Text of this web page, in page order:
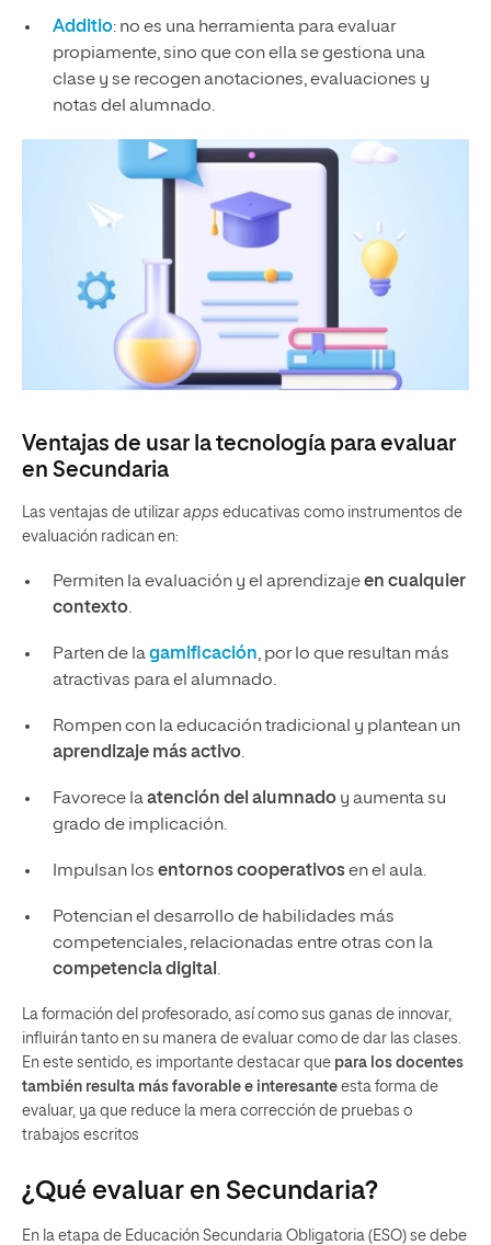
Additio: no es una herramienta para evaluar
propiamente, sino que con ella se gestiona una
clase y se recogen anotaciones, evaluaciones y
notas del alumnado.
Ventajas de usar la tecnología para evaluar
en Secundaria
Las ventajas de utilizar apps educativas como instrumentos de
evaluación radican en:
Permiten la evaluación y el aprendizajeen cualquier
contexto.
Parten de lagamificación, por lo que resultan más
atractivas para el alumnado.
Rompen con la educación tradicional y plantean un
aprendizaje más activo.
Favorece laatención del alumnadoy aumenta su
grado de implicación.
Impulsan los entornos cooperativosen el aula.
Potencian el desarrollo de habilidades más
competenciales, relacionadas entre otras con la
competencia digital .
La formación del profesorado, así como sus ganas de innovar,
influirán tanto en su manera de evaluar como de dar las clases.
En este sentido, es importante destacar que para los docentes
también resulta más favorable e interesante esta forma de
evaluar, ya que reduce la mera corrección de pruebas o
trabajos escritos
¿Qué evaluar en Secundaria?
En la etapa de Educación Secundaria Obligatoria (ESO) se debe